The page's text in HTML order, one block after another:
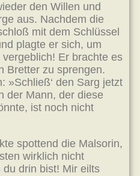
den Willen und
aus. Nachdem die
mit dem Schlüssel
plagte er sich, um
Er brachte es
Bretter zu sprengen.
»Schließ‘ den Sarg jetzt
der Mann, der diese
ist noch nicht
spottend die Malsorin,
wirklich nicht
drin bist! Mir eilts